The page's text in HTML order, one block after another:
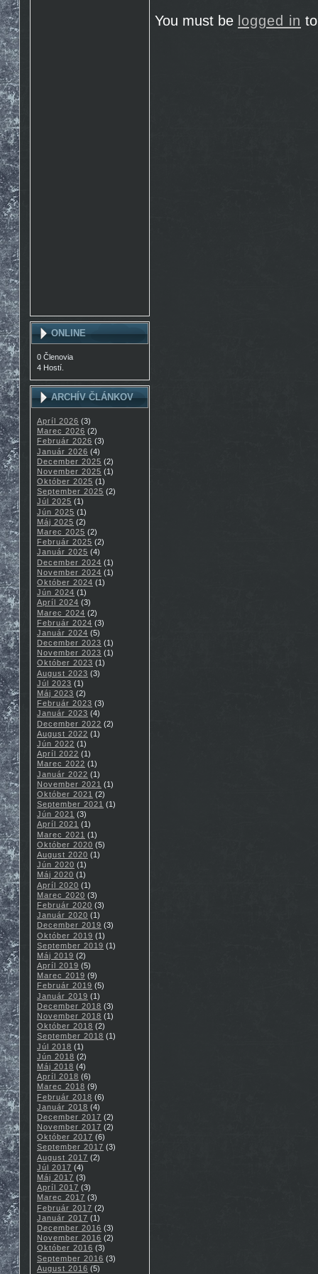
ONLINE
0 Členovia
4 Hostí.
ARCHÍV ČLÁNKOV
Apríl 2026 (3)
Marec 2026 (2)
Február 2026 (3)
Január 2026 (4)
December 2025 (2)
November 2025 (1)
Október 2025 (1)
September 2025 (2)
Júl 2025 (1)
Jún 2025 (1)
Máj 2025 (2)
Marec 2025 (2)
Február 2025 (2)
Január 2025 (4)
December 2024 (1)
November 2024 (1)
Október 2024 (1)
Jún 2024 (1)
Apríl 2024 (3)
Marec 2024 (2)
Február 2024 (3)
Január 2024 (5)
December 2023 (1)
November 2023 (1)
Október 2023 (1)
August 2023 (3)
Júl 2023 (1)
Máj 2023 (2)
Február 2023 (3)
Január 2023 (4)
December 2022 (2)
August 2022 (1)
Jún 2022 (1)
Apríl 2022 (1)
Marec 2022 (1)
Január 2022 (1)
November 2021 (1)
Október 2021 (2)
September 2021 (1)
Jún 2021 (3)
Apríl 2021 (1)
Marec 2021 (1)
Október 2020 (5)
August 2020 (1)
Jún 2020 (1)
Máj 2020 (1)
Apríl 2020 (1)
Marec 2020 (3)
Február 2020 (3)
Január 2020 (1)
December 2019 (3)
Október 2019 (1)
September 2019 (1)
Máj 2019 (2)
Apríl 2019 (5)
Marec 2019 (9)
Február 2019 (5)
Január 2019 (1)
December 2018 (3)
November 2018 (1)
Október 2018 (2)
September 2018 (1)
Júl 2018 (1)
Jún 2018 (2)
Máj 2018 (4)
Apríl 2018 (6)
Marec 2018 (9)
Február 2018 (6)
Január 2018 (4)
December 2017 (2)
November 2017 (2)
Október 2017 (6)
September 2017 (3)
August 2017 (2)
Júl 2017 (4)
Máj 2017 (3)
Apríl 2017 (3)
Marec 2017 (3)
Február 2017 (2)
Január 2017 (1)
December 2016 (3)
November 2016 (2)
Október 2016 (3)
September 2016 (3)
August 2016 (5)
You must be logged in